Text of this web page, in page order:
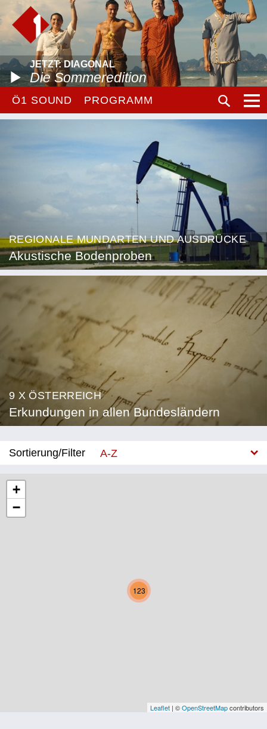
JETZT: DIAGONAL
Die Sommeredition
Ö1 SOUND PROGRAMM
REGIONALE MUNDARTEN UND AUSDRÜCKE
Akustische Bodenproben
9 X ÖSTERREICH
Erkundungen in allen Bundesländern
Sortierung/Filter
A-Z
Niederösterreich
Oberösterreich
Vorarlberg
123
+
−
Leaflet | ©OpenStreetMapcontributors